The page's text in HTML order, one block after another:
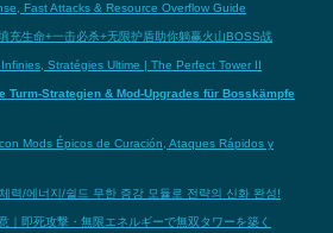
Fast Attacks & Resource Overflow Guide
充生命+一击必杀+无限护盾助你躺赢火山BOSS战
Stratégies Ultime | The Perfect Tower II
Turm-Strategien & Mod-Upgrades für Bosskämpfe
Mods Épicos de Curación, Ataques Rápidos y
력/에너지/쉴드 무한 증강 모듈로 전략의 신화 완성!
｜即死攻撃・無限エネルギーで無双タワーを築く